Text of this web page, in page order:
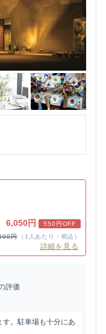
6,050円
550円OFF
円
（1人あたり・税込）
詳細を見る
評価
。駐車場も十分にあ